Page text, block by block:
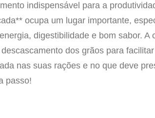
indispensável para a
ocupa um lugar importante,
digestibilidade e bom sabor. A
dos grãos para
nas suas rações e no que deve
passo!